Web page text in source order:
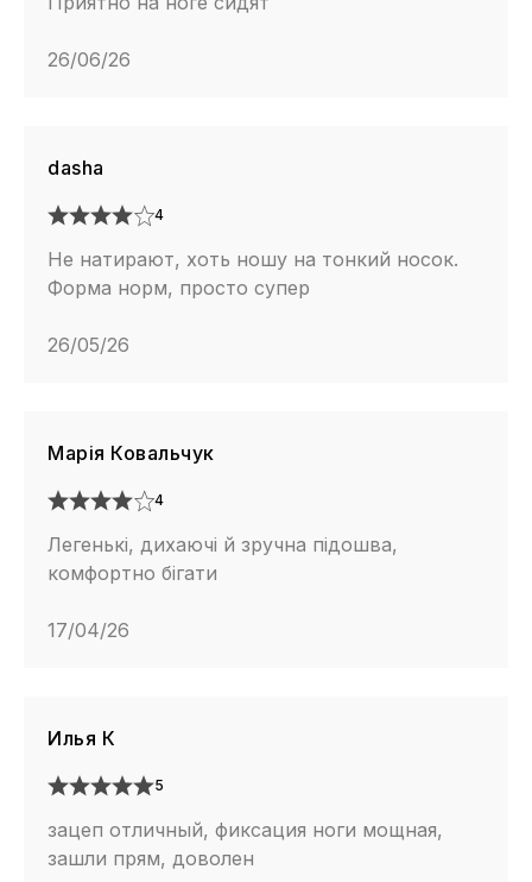
26/06/26
dasha
4
Не натирают, хоть ношу на тонкий носок.
Форма норм, просто супер
26/05/26
Марія Ковальчук
4
Легенькі, дихаючі й зручна підошва,
комфортно бігати
17/04/26
Илья К
5
зацеп отличный, фиксация ноги мощная,
зашли прям, доволен